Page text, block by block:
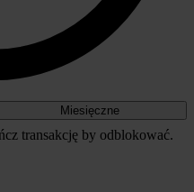
Miesięczne
transakcję by odblokować.